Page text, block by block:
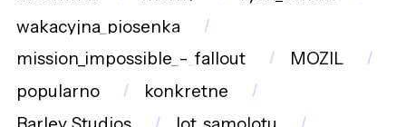
wakacyjna_piosenka
mission_impossible_-_fallout
MOZIL
popularno
konkretne